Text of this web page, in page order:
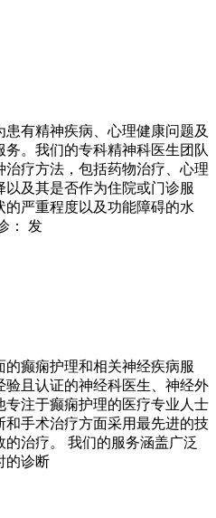
有精神疾病、心理健康问题及
。我们的专科精神科医生团队
疗方法，包括药物治疗、心理
及其是否作为住院或门诊服
严重程度以及功能障碍的水
： 发
癫痫护理和相关神经疾病服
且认证的神经科医生、神经外
注于癫痫护理的医疗专业人士
手术治疗方面采用最先进的技
治疗。 我们的服务涵盖广泛
的诊断